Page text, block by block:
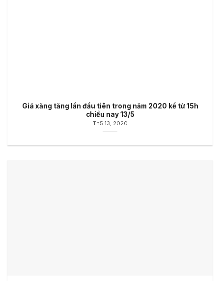
Giá xăng tăng lần đầu tiên trong năm 2020 kể từ 15h
chiều nay 13/5
Th5 13, 2020